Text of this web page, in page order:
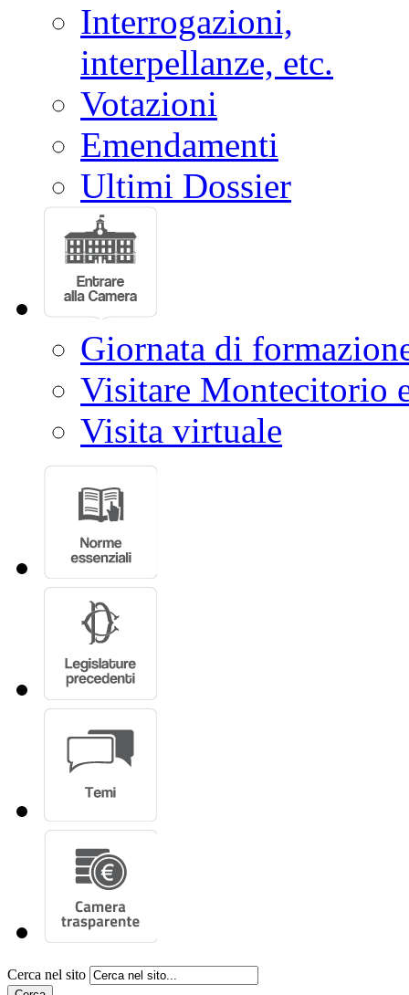
Interrogazioni,
interpellanze, etc.
Votazioni
Emendamenti
Ultimi Dossier
Giornata di
Visitare Montecitorio
Visita virtuale
Cerca nel sito